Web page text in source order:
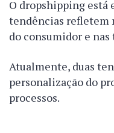
O dropshipping está
tendências refletem
do consumidor e
Atualmente, duas
personalização do
processos.